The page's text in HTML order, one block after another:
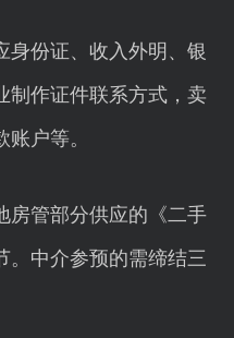
份证、收入外明、银
制作证件联系方式，卖
户等。
管部分供应的《二手
。中介参预的需缔结三